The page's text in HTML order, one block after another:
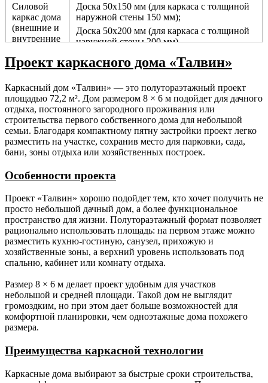
Силовой
каркас дома
(внешние и
внутренние
стены).
Доска 50х150 мм (для каркаса с толщиной
наружной стены 150 мм);
Доска 50х200 мм (для каркаса с толщиной
наружной стены 200 мм).
Перегородки.
Брус 50х100 мм не строганный камерной
сушки с шагом 590 мм.
Ригель.
Брус 50х100 мм не строганный камерной
сушки.
Раскосы.
Брус 50х100 мм не строганный камерной
(наружные
стены,
фасады).
технологическим зазором 30 мм через
контр-обрешётку.
Стропильная
система.
Доска 50х150 мм (для каркаса с толщиной
наружной стены 150 мм);
Доска 50х200 мм (для каркаса с толщиной
Гидро-,
ветроизоляция.
Мембрана Ондутис АМ (или аналог), контр
обрешётка из бруска 50х50 мм.
Обрешётка.
мм.
Кровельное
Металлочерепица 0,45 мм. (лист
Проект каркасного дома «Талвин»
Каркасный дом «Талвин» — это полутораэтажный проект
площадью 72,2 м². Дом размером 8 × 6 м подойдет для дачного
отдыха, постоянного загородного проживания или
строительства первого собственного дома для небольшой
семьи. Благодаря компактному пятну застройки проект легко
разместить на участке, сохранив место для парковки, сада,
бани, зоны отдыха или хозяйственных построек.
Особенности проекта
Проект «Талвин» хорошо подойдет тем, кто хочет получить не
просто небольшой дачный дом, а более функциональное
пространство для жизни. Полутораэтажный формат позволяет
рационально использовать площадь: на первом этаже можно
разместить кухню-гостиную, санузел, прихожую и
хозяйственные зоны, а верхний уровень использовать под
спальню, кабинет или комнату отдыха.
Размер 8 × 6 м делает проект удобным для участков
небольшой и средней площади. Такой дом не выглядит
громоздким, но при этом дает больше возможностей для
комфортной планировки, чем одноэтажные дома похожего
размера.
Преимущества каркасной технологии
Каркасные дома выбирают за быстрые сроки строительства,